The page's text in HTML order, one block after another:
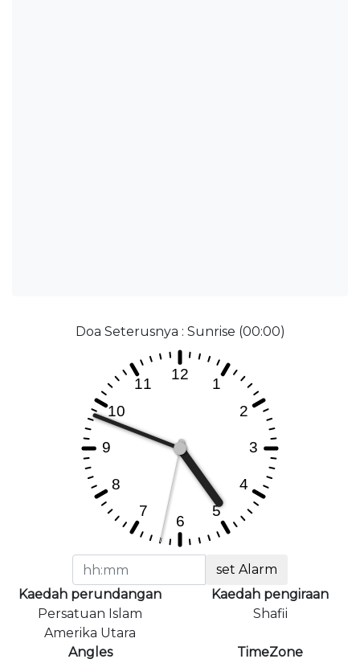
Doa Seterusnya : Sunrise (00:00)
set Alarm
Kaedah perundangan
Persatuan Islam
Amerika Utara
Kaedah pengiraan
Shafii
Angles
TimeZone